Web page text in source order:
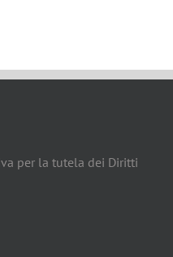
per la tutela dei Diritti